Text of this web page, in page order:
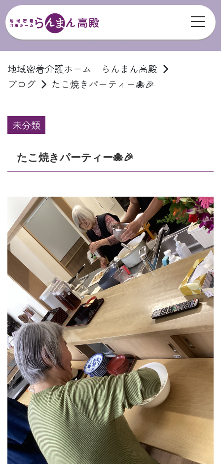
地域密着介護ホーム らんまん高殿
ブログ
たこ焼きパーティー🐙🎉
未分類
たこ焼きパーティー🐙🎉